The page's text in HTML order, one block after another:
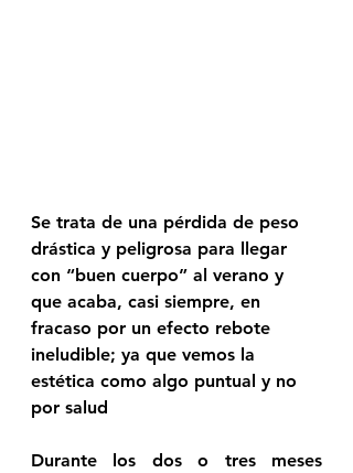
Se trata de una pérdida de peso
drástica y peligrosa para llegar
con “buen cuerpo” al verano y
que acaba, casi siempre, en
fracaso por un efecto rebote
ineludible; ya que vemos la
estética como algo puntual y no
por salud
Durante los dos o tres meses